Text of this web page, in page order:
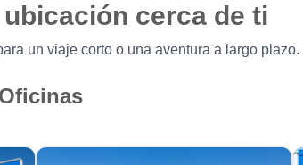
cerca de ti
un viaje corto o una aventura a largo plazo.
Oficinas